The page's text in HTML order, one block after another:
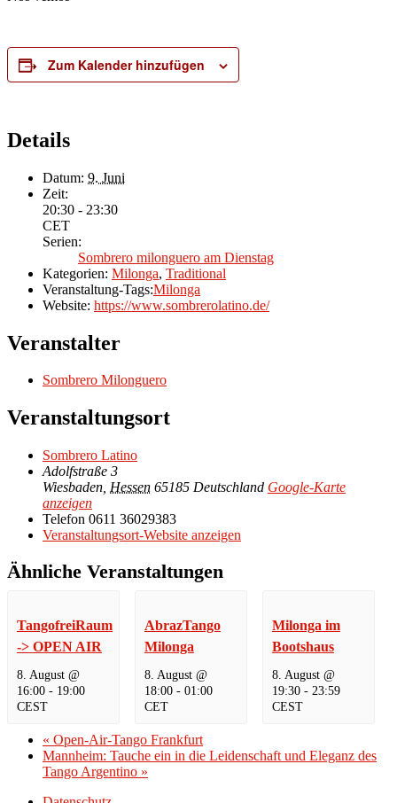
Zum Kalender hinzufügen
Details
Datum: 9. Juni
Zeit:
20:30 - 23:30
CET
Serien:
Sombrero milonguero am Dienstag
Kategorien: Milonga, Traditional
Veranstaltung-Tags:Milonga
Website: https://www.sombrerolatino.de/
Veranstalter
Sombrero Milonguero
Veranstaltungsort
Sombrero Latino
Adolfstraße 3
Wiesbaden Hessen 65185 Deutschland Google-Karte
anzeigen
Telefon 0611 36029383
Veranstaltungsort-Website anzeigen
Ähnliche Veranstaltungen
TangofreiRaum
-> OPEN AIR
8. August @
16:00- 19:00
CEST
AbrazTango
Milonga
8. August @
18:00- 01:00
CET
Milonga im
Bootshaus
8. August @
19:30- 23:59
CEST
« Open-Air-Tango Frankfurt
Mannheim: Tauche ein in die Leidenschaft und Eleganz des
Tango Argentino »